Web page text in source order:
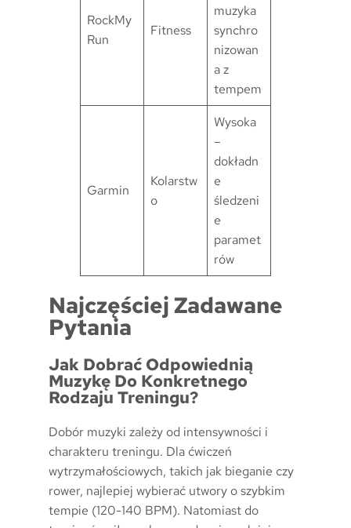
RockMy
Run
Fitness
muzyka
synchro
nizowan
a z
tempem
Garmin
Kolarstw
o
Wysoka
–
dokładn
e
śledzeni
e
paramet
rów
Najczęściej Zadawane
Pytania
Jak Dobrać Odpowiednią
Muzykę Do Konkretnego
Rodzaju Treningu?
Dobór muzyki zależy od intensywności i
charakteru treningu. Dla ćwiczeń
wytrzymałościowych, takich jak bieganie czy
rower, najlepiej wybierać utwory o szybkim
tempie (120-140 BPM). Natomiast do